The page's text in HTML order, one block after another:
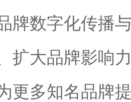
牌数字化传播
扩大品牌影响
更多知名品牌